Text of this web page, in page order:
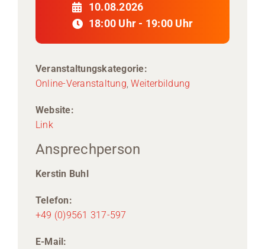
10.08.2026
18:00 Uhr - 19:00 Uhr
Veranstaltungskategorie:
Online-Veranstaltung,Weiterbildung
Website:
Link
Ansprechperson
Kerstin Buhl
Telefon:
+49 (0)9561 317-597
E-Mail: